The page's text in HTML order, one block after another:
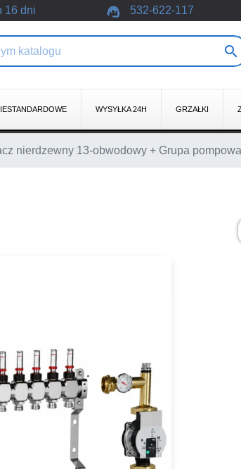
16 dni support_agent 532-622-117

WYSYŁKA 24H GRZAŁKI
nierdzewny 13-obwodowy + Grupa